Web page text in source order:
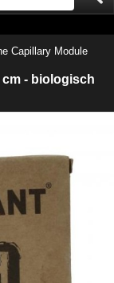
Capillary Module
cm - biologisch